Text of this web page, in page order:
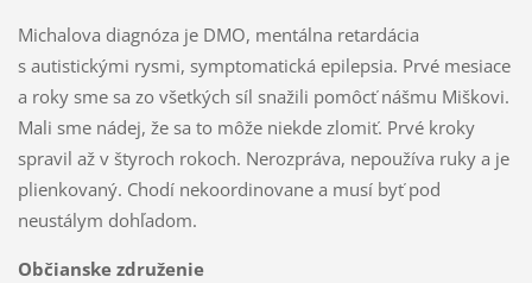
Michalova diagnóza je DMO, mentálna retardácia
s autistickými rysmi, symptomatická epilepsia. Prvé mesiace
a roky sme sa zo všetkých síl snažili pomôcť nášmu Miškovi.
Mali sme nádej, že sa to môže niekde zlomiť. Prvé kroky
spravil až v štyroch rokoch. Nerozpráva, nepoužíva ruky a je
plienkovaný. Chodí nekoordinovane a musí byť pod
neustálym dohľadom.
Občianske združenie